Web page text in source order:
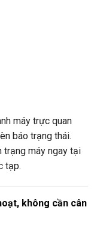
máy trực quan
báo trạng thái.
trạng máy ngay tại
tạp.
không cần cân